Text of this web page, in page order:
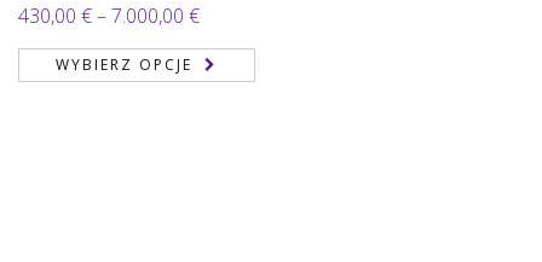
430,00 €–7.000,00 €Zakres
cen:
od
WYBIERZ OPCJE